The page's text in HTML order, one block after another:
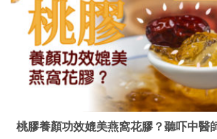
桃膠養顏功效媲美燕窩花膠？聽吓中醫